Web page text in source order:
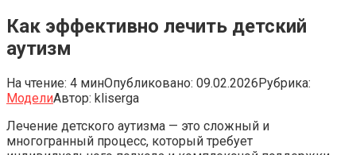
Как эффективно лечить детский
аутизм
На чтение: 4 минОпубликовано: 09.02.2026Рубрика:
МоделиАвтор: kliserga
Лечение детского аутизма — это сложный и
многогранный процесс, который требует